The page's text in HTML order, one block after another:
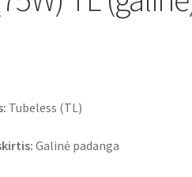
Tubeless (TL)
Galinė padanga